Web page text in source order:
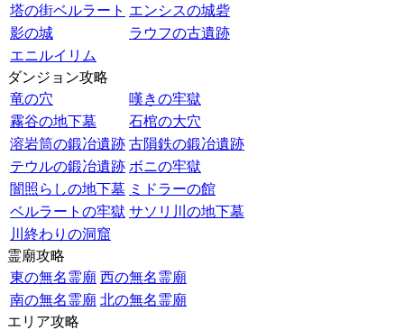
塔の街ベルラート エンシスの城砦
影の城
ラウフの古遺跡
エニルイリム
ダンジョン攻略
竜の穴
嘆きの牢獄
霧谷の地下墓
石棺の大穴
溶岩筒の鍛冶遺跡 古隕鉄の鍛冶遺跡
テウルの鍛冶遺跡 ボニの牢獄
闇照らしの地下墓 ミドラーの館
ベルラートの牢獄 サソリ川の地下墓
川終わりの洞窟
霊廟攻略
東の無名霊廟 西の無名霊廟
南の無名霊廟 北の無名霊廟
エリア攻略